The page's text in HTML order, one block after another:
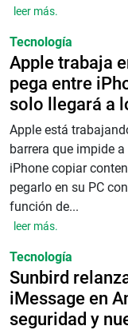
leer más.
Tecnología
Apple trabaja
pega entre
solo llegará a
Apple está
barrera que impide
iPhone copiar
pegarlo en su PC
función de...
leer más.
Tecnología
Sunbird
iMessage en
seguridad y